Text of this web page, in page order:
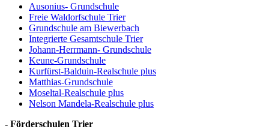
Ausonius- Grundschule
Freie Waldorfschule Trier
Grundschule am Biewerbach
Integrierte Gesamtschule Trier
Johann-Herrmann- Grundschule
Keune-Grundschule
Kurfürst-Balduin-Realschule plus
Matthias-Grundschule
Moseltal-Realschule plus
Nelson Mandela-Realschule plus
- Förderschulen Trier